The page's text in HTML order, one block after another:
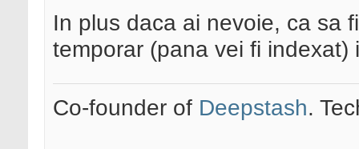
In plus daca ai nevoie, ca sa
temporar (pana vei fi
Co-founder of Deepstash.